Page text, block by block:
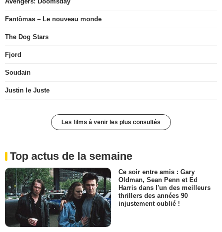
Fantômas – Le nouveau monde
The Dog Stars
Fjord
Soudain
Justin le Juste
Les films à venir les plus consultés
Top actus de la semaine
Ce soir entre amis : Gary
Oldman, Sean Penn et Ed
Harris dans l'un des meilleurs
thrillers des années 90
injustement oublié !